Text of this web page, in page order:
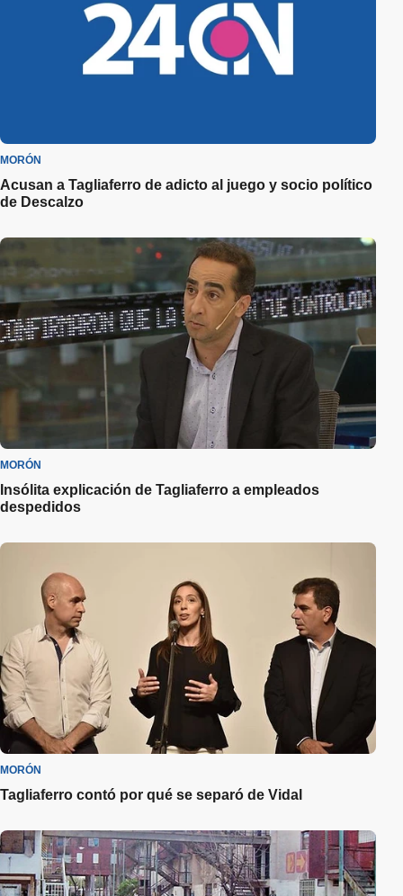
MORÓN
Acusan a Tagliaferro de adicto al juego y socio político
de Descalzo
MORÓN
Insólita explicación de Tagliaferro a empleados
despedidos
MORÓN
Tagliaferro contó por qué se separó de Vidal